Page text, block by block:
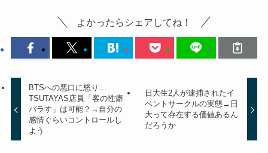
よかったらシェアしてね！
BTSへの悪口に怒り…
TSUTAYAS店員「客の性癖
バラす」は可能？→自分の
感情ぐらいコントロールし
よう
日大生2人が逮捕されたイ
ベントサークルの実態→日
大って存在する価値あるん
だろうか